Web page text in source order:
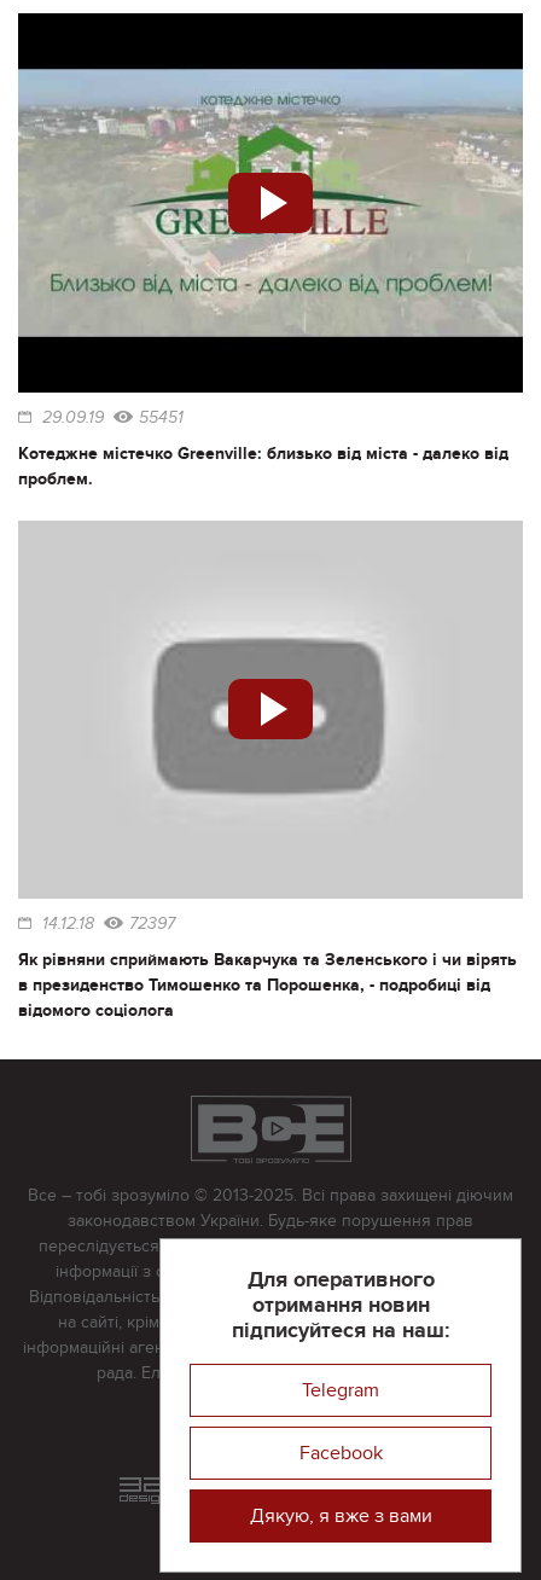
29.09.19 55451
Котеджне містечко Greenville: близько від міста - далеко від
проблем.
14.12.18 72397
Як рівняни сприймають Вакарчука та Зеленського і чи вірять
в президенство Тимошенко та Порошенка, - подробиці від
відомого соціолога
Для оперативного
отримання новин
підписуйтеся на наш:
Telegram
Facebook
Дякую, я вже з вами
Все – тобі зрозуміло © 2013-2025. Всі права захищені діючим
законодавством України. Будь-яке порушення прав
переслідується в судовому порядку. Будь-яке відтворення
інформації з сайту тільки з письмово дозволу редакції.
Відповідальність за достовірність усіх матеріалів, розміщених
на сайті, крім матеріалів, які містять посилання на інші
інформаційні агентства або інтернет-видання, несе редакційна
рада. Електронна пошта:
Реклама на сайті
Розроблений та підтримується